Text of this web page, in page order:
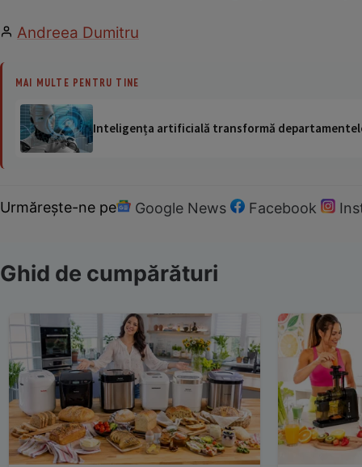
Andreea Dumitru
MAI MULTE PENTRU TINE
Inteligența artificială transformă
Urmărește-ne pe Google News Facebook
Ghid de cumpărături